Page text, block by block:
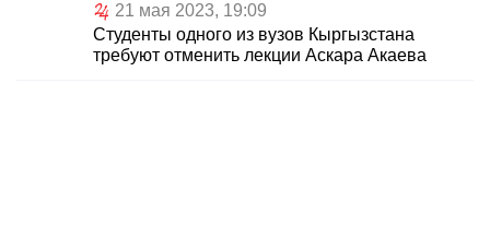
21 мая 2023, 19:09
Студенты одного из вузов Кыргызстана
требуют отменить лекции Аскара Акаева